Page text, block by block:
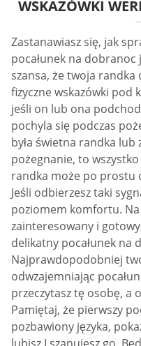
WSKAZÓWKI
Zastanawiasz się, jak
pocałunek na dobranoc
szansa, że twoja
fizyczne wskazówki pod
jeśli on lub ona
pochyla się podczas
była świetna randka lub
pożegnanie, to
randka może po prostu
Jeśli odbierzesz taki
poziomem komfortu. Na
zainteresowany i
delikatny pocałunek na
Najprawdopodobniej
odwzajemniając
przeczytasz tę osobę, a
Pamiętaj, że pierwszy
pozbawiony języka,